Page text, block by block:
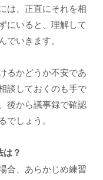
は、正直にそれを相
にいると、理解して
いきます。
るかどうか不安であ
談しておくのも手で
後から議事録で確認
しょう。
？
合、あらかじめ練習